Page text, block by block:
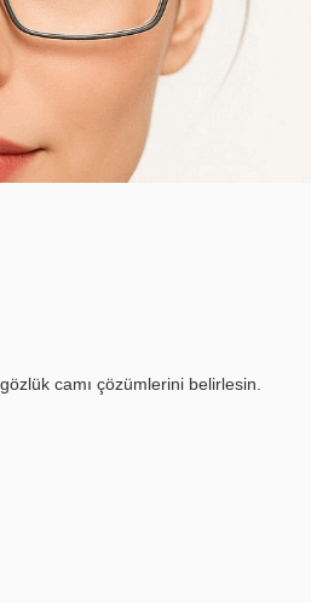
camı çözümlerini belirlesin.